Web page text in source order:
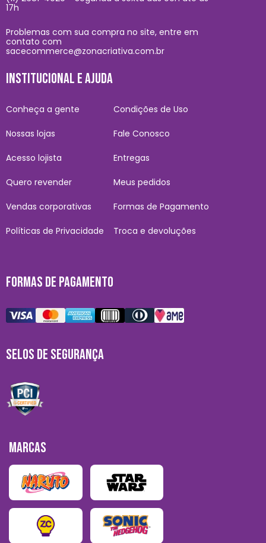
17h
Problemas com sua compra no site, entre em
contato com
sacecommerce@zonacriativa.com.br
INSTITUCIONAL E AJUDA
Conheça a gente
Nossas lojas
Acesso lojista
Quero revender
Vendas corporativas
Políticas de Privacidade
Condições de Uso
Fale Conosco
Entregas
Meus pedidos
Formas de Pagamento
Troca e devoluções
FORMAS DE PAGAMENTO
SELOS DE SEGURANÇA
MARCAS